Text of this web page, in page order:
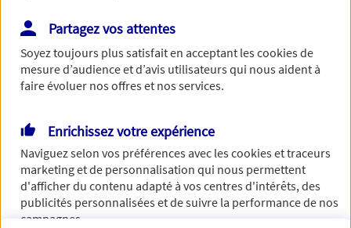
Vous disposez de droits sur les informations vous concernant. Pour
plus d’informations,cliquez ici.
Partagez vos attentes
Soyez toujours plus satisfait en acceptant lescookiesde
mesure d’audience et d’avis utilisateurs qui nous aident à
faire évoluer nos offres et nos services.
Enrichissez votre expérience
Naviguez selon vos préférences avec lescookies et traceurs
marketing et de personnalisation qui nous permettent
d'afficher du contenu adapté à vos centres d'intérêts, des
publicités personnalisées et de suivre la performance de nos
campagnes.